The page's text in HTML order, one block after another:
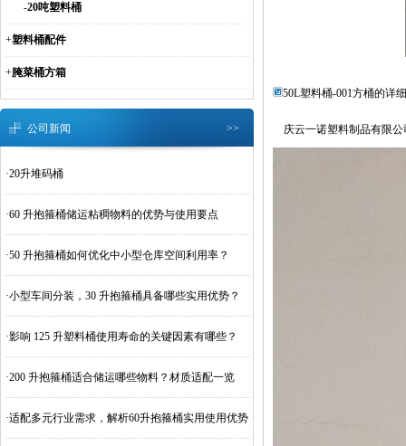
-20吨塑料桶
+塑料桶配件
+腌菜桶方箱
公司新闻 >>
·20升堆码桶
·60 升抱箍桶储运粘稠物料的优势与使用要点
·50 升抱箍桶如何优化中小型仓库空间利用率？
·小型车间分装，30 升抱箍桶具备哪些实用优势？
·影响 125 升塑料桶使用寿命的关键因素有哪些？
·200 升抱箍桶适合储运哪些物料？材质适配一览
·适配多元行业需求，解析60升抱箍桶实用使用优势
50L塑料桶-001方桶的详
庆云一诺塑料制品有限公